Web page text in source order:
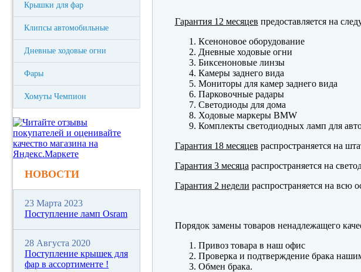
Крышки для фар
Клипсы автомобильные
Дневные ходовые огни
Фары
Хомуты Чемпион
Гарантия 12 месяцев предоставляется на
Ксеноновое оборудование
Дневные ходовые огни
Биксеноновые линзы
Камеры заднего вида
Мониторы для камер заднего вида
Парковочные радары
Светодиоды для дома
Ходовые маркеры BMW
Комплекты светодиодных ламп для
Гарантия 18 месяцев распространяется на
Гарантия 3 месяца распространяется на
Гарантия 2 недели распространяется на
Порядок замены товаров ненадлежащего
Привоз товара в наш офис
Проверка и подтверждение брака
Обмен брака.
НОВОСТИ
23 Марта 2023
Поступление ламп Osram
28 Августа 2020
Поступление крышек для
фар в ассортименте !